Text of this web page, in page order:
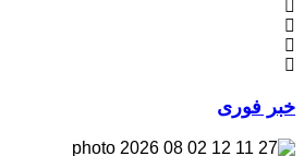
خبر فوری